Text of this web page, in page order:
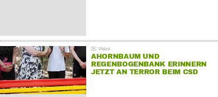
AHORNBAUM UND
REGENBOGENBANK ERINNERN
JETZT AN TERROR BEIM CSD